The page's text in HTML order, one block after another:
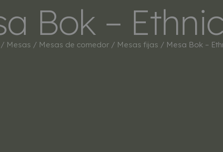
INICIO MARCAS
Bok –
/ Mesas / Mesas de comedor/ Mesas fijas / Mesa Bok –